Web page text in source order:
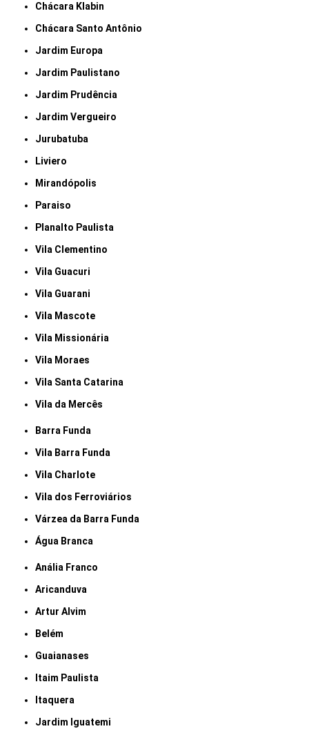
Chácara Klabin
Chácara Santo Antônio
Jardim Europa
Jardim Paulistano
Jardim Prudência
Jardim Vergueiro
Jurubatuba
Liviero
Mirandópolis
Paraiso
Planalto Paulista
Vila Clementino
Vila Guacuri
Vila Guarani
Vila Mascote
Vila Missionária
Vila Moraes
Vila Santa Catarina
Vila da Mercês
Barra Funda
Vila Barra Funda
Vila Charlote
Vila dos Ferroviários
Várzea da Barra Funda
Água Branca
Anália Franco
Aricanduva
Artur Alvim
Belém
Guaianases
Itaim Paulista
Itaquera
Jardim Iguatemi